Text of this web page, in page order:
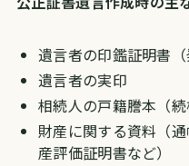
遺言者の印鑑証明書（
遺言者の実印
相続人の戸籍謄本（続
財産に関する資料（
産評価証明書など）